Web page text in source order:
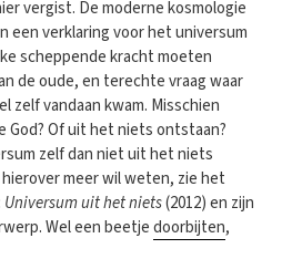
vergist. De moderne kosmologie
een verklaring voor het universum
scheppende kracht moeten
de oude, en terechte vraag waar
zelf vandaan kwam. Misschien
God? Of uit het niets ontstaan?
zelf dan niet uit het niets
meer wil weten, zie het
Universum uit het niets(2012) en zijn
Wel een beetjedoorbijten,